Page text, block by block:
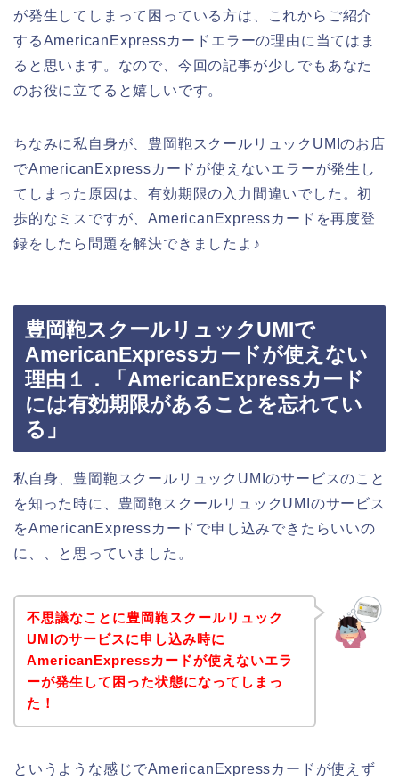
が発生してしまって困っている方は、これからご紹介
するAmericanExpressカードエラーの理由に当てはま
ると思います。なので、今回の記事が少しでもあなた
のお役に立てると嬉しいです。
ちなみに私自身が、豊岡鞄スクールリュックUMIのお店
でAmericanExpressカードが使えないエラーが発生し
てしまった原因は、有効期限の入力間違いでした。初
歩的なミスですが、AmericanExpressカードを再度登
録をしたら問題を解決できましたよ♪
豊岡鞄スクールリュックUMIで
AmericanExpressカードが使えない
理由１．「AmericanExpressカード
には有効期限があることを忘れてい
る」
私自身、豊岡鞄スクールリュックUMIのサービスのこと
を知った時に、豊岡鞄スクールリュックUMIのサービス
をAmericanExpressカードで申し込みできたらいいの
に、、と思っていました。
不思議なことに豊岡鞄スクールリュック
UMIのサービスに申し込み時に
AmericanExpressカードが使えないエラ
ーが発生して困った状態になってしまっ
た！
というような感じでAmericanExpressカードが使えず